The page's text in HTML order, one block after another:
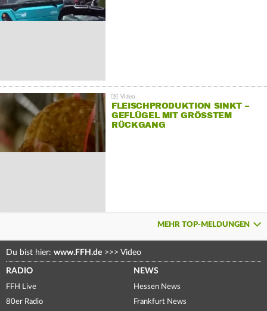
FLEISCHPRODUKTION SINKT –
GEFLÜGEL MIT GRÖSSTEM R
ÜCKGANG
MEHR TOP-MELDUNGEN
Du bist hier: www.FFH.de >>> Video
RADIO
FFH Live
80er Radio
NEWS
Hessen News
Frankfurt News